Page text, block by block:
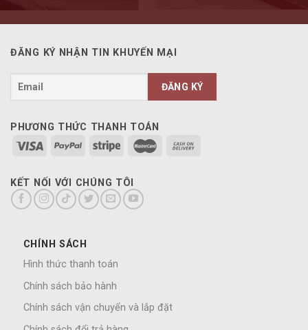
ĐĂNG KÝ NHẬN TIN KHUYẾN MẠI
PHƯƠNG THỨC THANH TOÁN
KẾT NỐI VỚI CHÚNG TÔI
CHÍNH SÁCH
Hình thức thanh toán
Chính sách bảo hành
Chính sách vận chuyển và lắp đặt